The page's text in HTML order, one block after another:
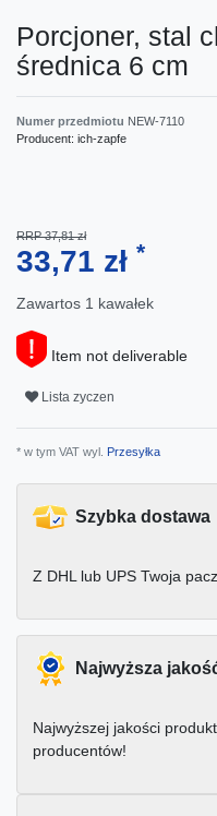
Porcjoner, stal
średnica 6 cm
Numer przedmiotu NEW-7110
Producent: ich-zapfe
RRP 37,81 zł
33,71 zł *
Zawartos 1 kawałek
Item not deliverable
Lista zyczen
* w tym VAT wyl. Przesyłka
Szybka dostawa
Z DHL lub UPS Twoja
Najwyższa
Najwyższej jakości
producentów!